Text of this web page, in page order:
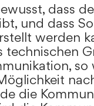
dass
und dass
werden
so
die